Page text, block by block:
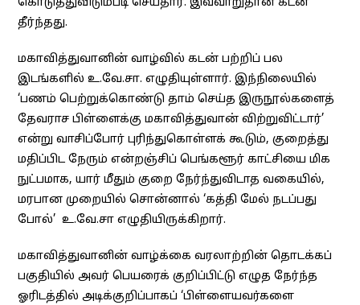
கொடுத்துவிடும்படி செய்தார். இவ்வாறுதான் கடன்
தீர்ந்தது.
மகாவித்துவானின் வாழ்வில் கடன் பற்றிப் பல
இடங்களில் உ.வே.சா. எழுதியுள்ளார். இந்நிலையில்
‘பணம் பெற்றுக்கொண்டு தாம் செய்த இருநூல்களைத்
தேவராச பிள்ளைக்கு மகாவித்துவான் விற்றுவிட்டார்’
என்று வாசிப்போர் புரிந்துகொள்ளக் கூடும், குறைத்து
மதிப்பிட நேரும் என்றஞ்சிப் பெங்களூர் காட்சியை மிக
நுட்பமாக, யார் மீதும் குறை நேர்ந்துவிடாத வகையில்,
மரபான முறையில் சொன்னால் ‘கத்தி மேல் நடப்பது
போல்’ உ.வே.சா எழுதியிருக்கிறார்.
மகாவித்துவானின் வாழ்க்கை வரலாற்றின் தொடக்கப்
பகுதியில் அவர் பெயரைக் குறிப்பிட்டு எழுத நேர்ந்த
ஓரிடத்தில் அடிக்குறிப்பாகப் ‘பிள்ளையவர்களை